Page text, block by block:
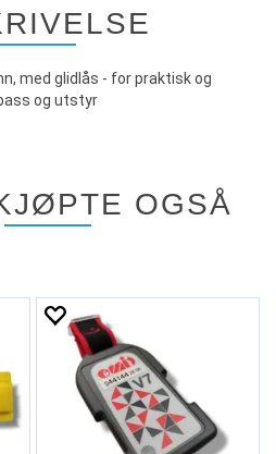
med glidlås - for praktisk og
og utstyr
OGSÅ